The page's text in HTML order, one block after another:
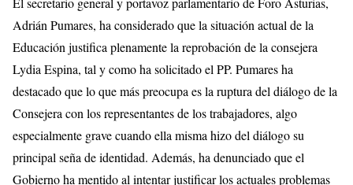
Adrián Pumares, ha considerado que la situación actual de la
Educación justifica plenamente la reprobación de la consejera
Lydia Espina, tal y como ha solicitado el PP. Pumares ha
destacado que lo que más preocupa es la ruptura del diálogo de la
Consejera con los representantes de los trabajadores, algo
especialmente grave cuando ella misma hizo del diálogo su
principal seña de identidad. Además, ha denunciado que el
Gobierno ha mentido al intentar justificar los actuales problemas